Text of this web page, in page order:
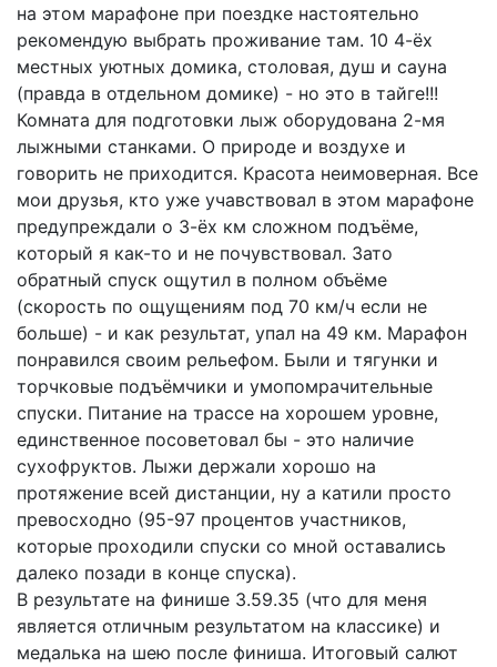
на этом марафоне при поездке настоятельно
рекомендую выбрать проживание там. 10 4-ёх
местных уютных домика, столовая, душ и сауна
(правда в отдельном домике) - но это в тайге!!!
Комната для подготовки лыж оборудована 2-мя
лыжными станками. О природе и воздухе и
говорить не приходится. Красота неимоверная. Все
мои друзья, кто уже учавствовал в этом марафоне
предупреждали о 3-ёх км сложном подъёме,
который я как-то и не почувствовал. Зато
обратный спуск ощутил в полном объёме
(скорость по ощущениям под 70 км/ч если не
больше) - и как результат, упал на 49 км. Марафон
понравился своим рельефом. Были и тягунки и
торчковые подъёмчики и умопомрачительные
спуски. Питание на трассе на хорошем уровне,
единственное посоветовал бы - это наличие
сухофруктов. Лыжи держали хорошо на
протяжение всей дистанции, ну а катили просто
превосходно (95-97 процентов участников,
которые проходили спуски со мной оставались
далеко позади в конце спуска).
В результате на финише 3.59.35 (что для меня
является отличным результатом на классике) и
медалька на шею после финиша. Итоговый салют